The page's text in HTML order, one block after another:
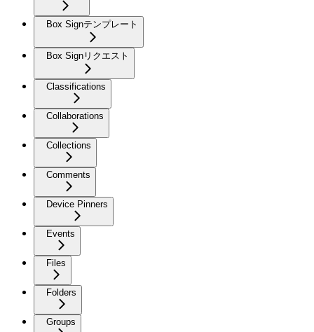
Box Signテンプレート
Box Signリクエスト
Classifications
Collaborations
Collections
Comments
Device Pinners
Events
Files
Folders
Groups